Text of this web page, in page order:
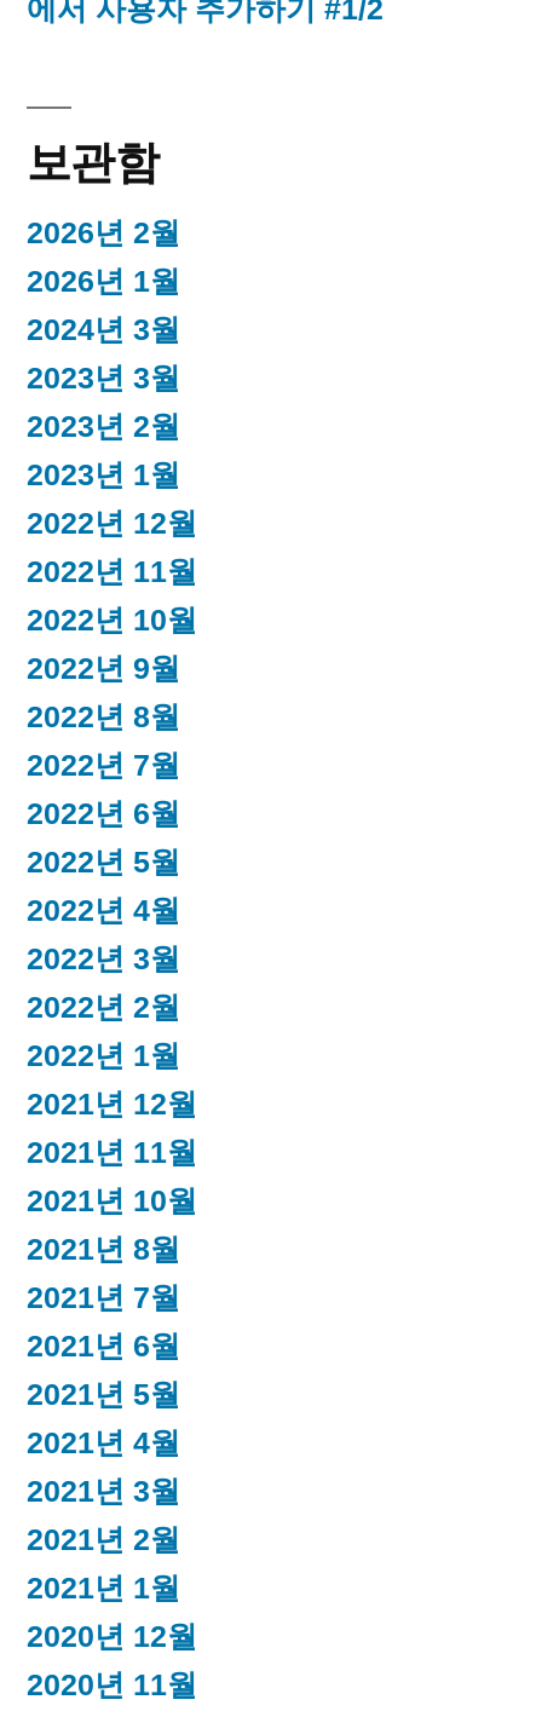
에서 사용자 추가하기 #1/2
보관함
2026년 2월
2026년 1월
2024년 3월
2023년 3월
2023년 2월
2023년 1월
2022년 12월
2022년 11월
2022년 10월
2022년 9월
2022년 8월
2022년 7월
2022년 6월
2022년 5월
2022년 4월
2022년 3월
2022년 2월
2022년 1월
2021년 12월
2021년 11월
2021년 10월
2021년 8월
2021년 7월
2021년 6월
2021년 5월
2021년 4월
2021년 3월
2021년 2월
2021년 1월
2020년 12월
2020년 11월